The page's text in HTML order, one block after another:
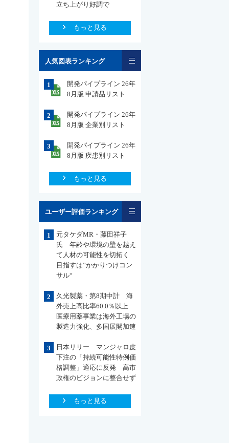
立ち上がり好調で
もっと見る
人気図表ランキング
1
開発パイプライン 26年
8月版 申請品リスト
2
開発パイプライン 26年
8月版 企業別リスト
3
開発パイプライン 26年
8月版 疾患別リスト
もっと見る
ユーザー評価ランキング
1
元タケダMR・藤田祥子
氏 年齢や環境の壁を越え
て人材の可能性を切拓く
目指すは”かかりつけコン
サル“
2
久光製薬・第8期中計 海
外売上高比率60.0％以上
医療用薬事業は海外工場の
製造力強化、多国展開加速
3
日本リリー マンジャロ皮
下注の「持続可能性特例価
格調整」適応に反発 高市
政権のビジョンに整合せず
もっと見る